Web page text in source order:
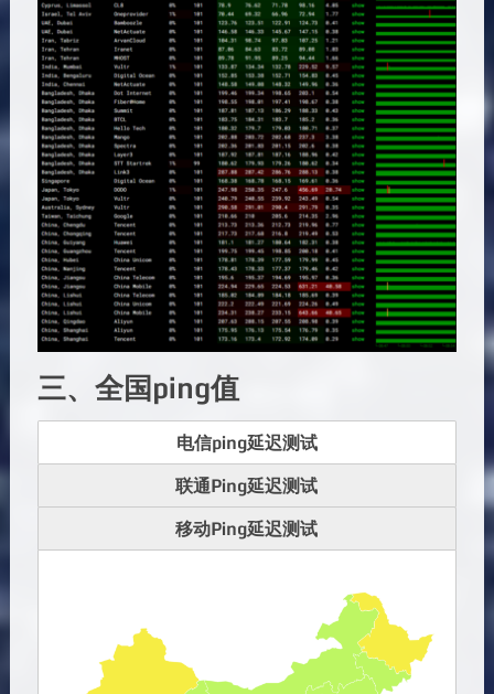
三、全国ping值
电信ping延迟测试
联通Ping延迟测试
移动Ping延迟测试